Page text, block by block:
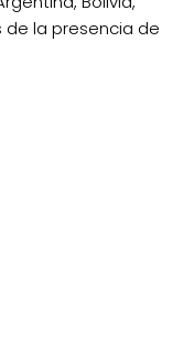
de la presencia de